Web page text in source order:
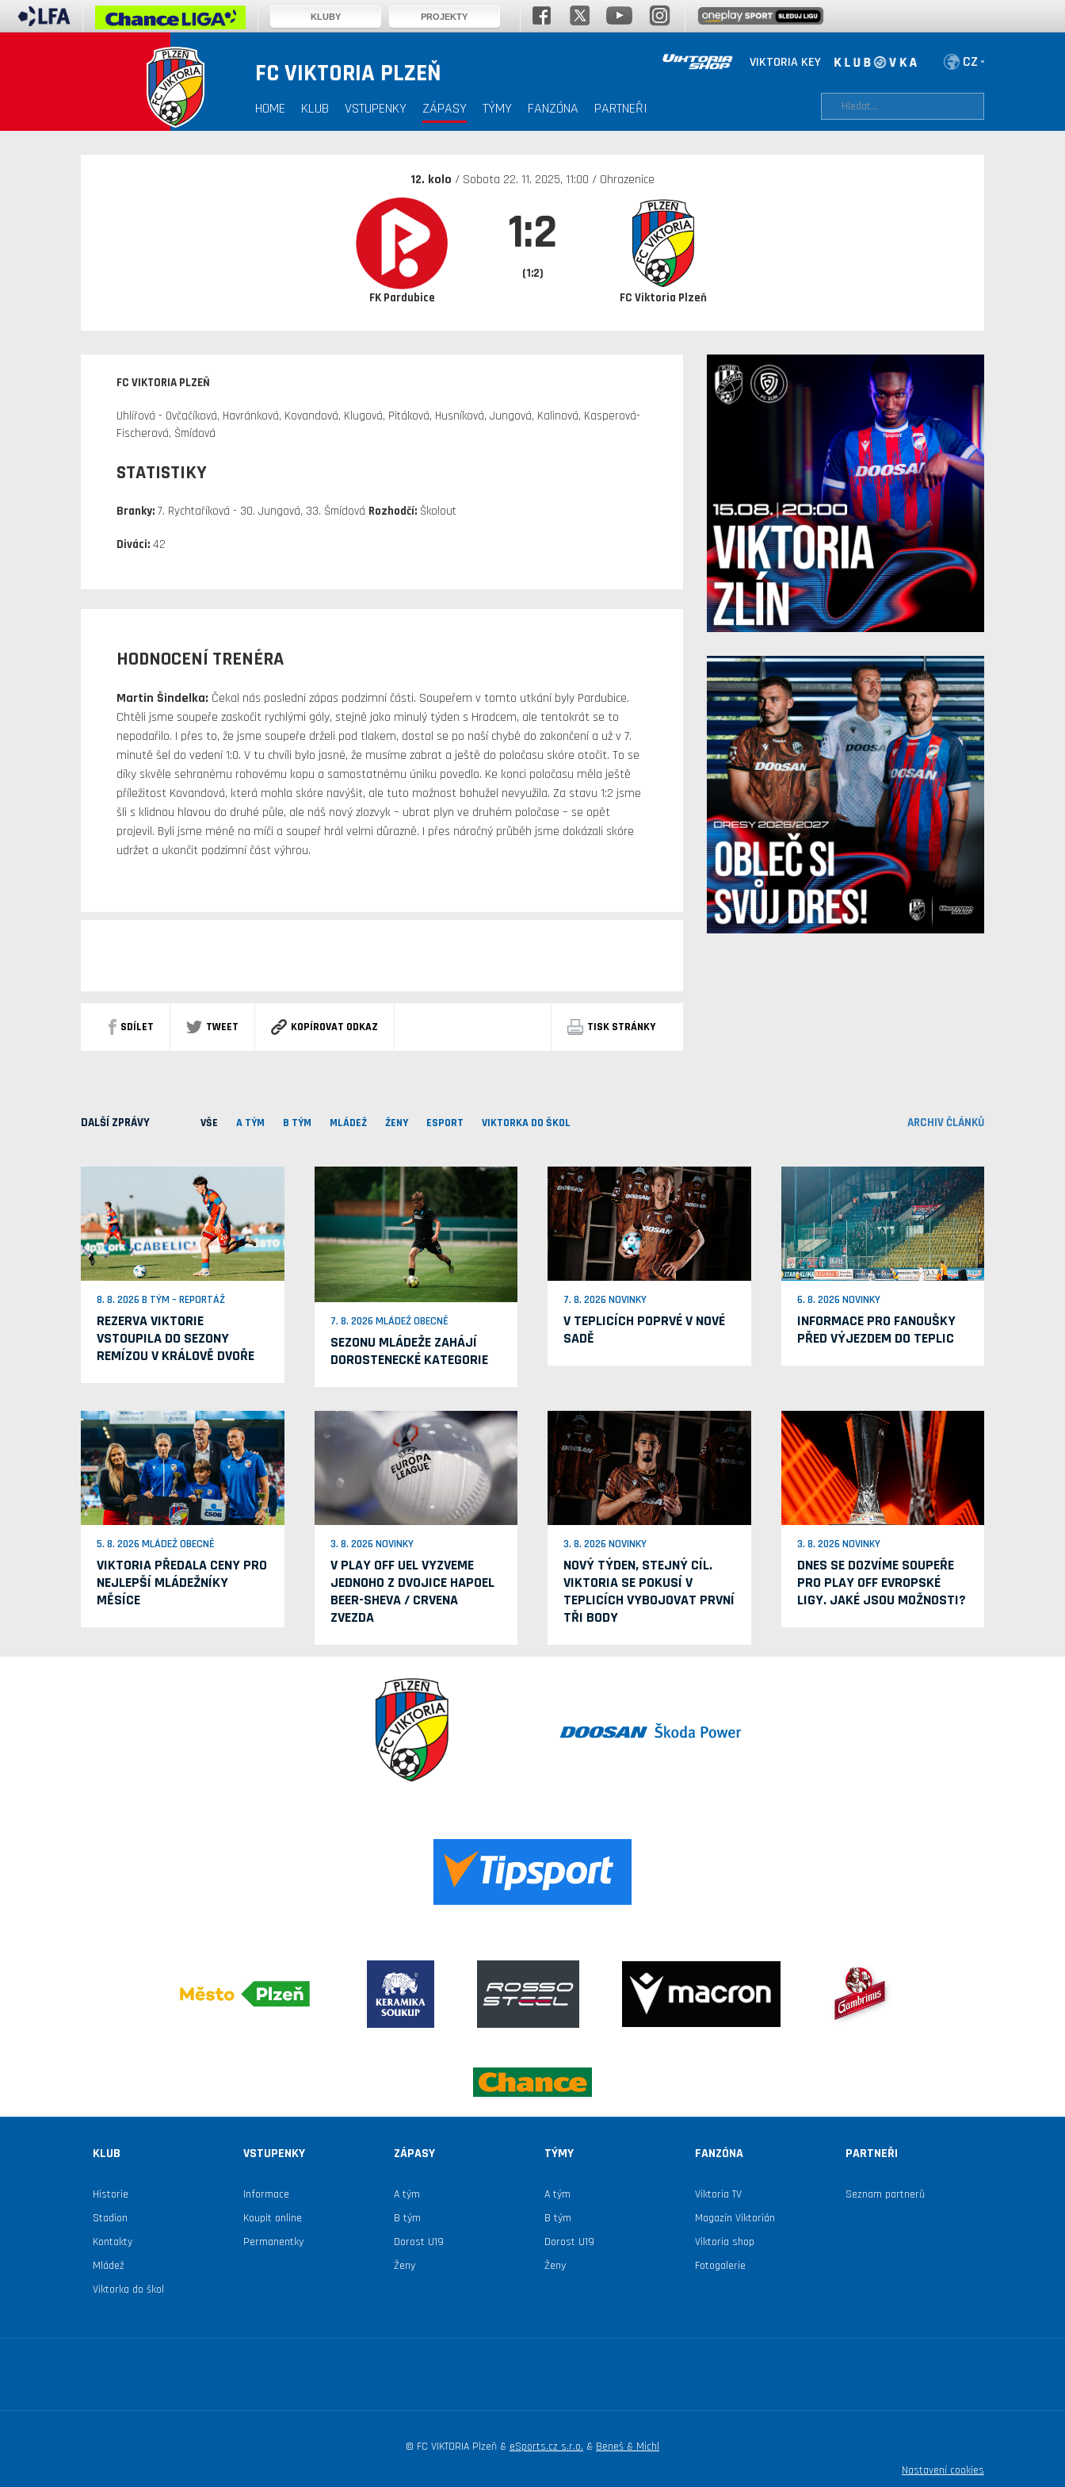
VIKTORIA KEY
FC VIKTORIA PLZEŇ
HOME KLUB VSTUPENKY ZÁPASY TÝMY FANZÓNA PARTNEŘI
30. 12. 1899
12. kolo / Sobota 22. 11. 2025, 11:00 / Ohrazenice
FK Pardubice
1:2
(1:2)
FC Viktoria Plzeň
FC VIKTORIA PLZEŇ
Uhlířová - Ovčačíková, Havránková, Kovandová, Klugová, Pitáková, Husníková, Jungová, Kalinová, Kasperová-
Fischerová, Šmídová
STATISTIKY
Branky: 7. Rychtaříková - 30. Jungová, 33. Šmídová Rozhodčí: Školout
Diváci: 42
HODNOCENÍ TRENÉRA
Martin Šindelka: Čekal nás poslední zápas podzimní části. Soupeřem v tomto utkání byly Pardubice.
Chtěli jsme soupeře zaskočit rychlými góly, stejně jako minulý týden s Hradcem, ale tentokrát se to
nepodařilo. I přes to, že jsme soupeře drželi pod tlakem, dostal se po naší chybě do zakončení a už v 7.
minutě šel do vedení 1:0. V tu chvíli bylo jasné, že musíme zabrat a ještě do poločasu skóre otočit. To se
díky skvěle sehranému rohovému kopu a samostatnému úniku povedlo. Ke konci poločasu měla ještě
příležitost Kovandová, která mohla skóre navýšit, ale tuto možnost bohužel nevyužila. Za stavu 1:2 jsme
šli s klidnou hlavou do druhé půle, ale náš nový zlozvyk – ubrat plyn ve druhém poločase – se opět
projevil. Byli jsme méně na míči a soupeř hrál velmi důrazně. I přes náročný průběh jsme dokázali skóre
udržet a ukončit podzimní část výhrou.
SDÍLET TWEET KOPÍROVAT ODKAZ TISK STRÁNKY
DALŠÍ ZPRÁVY VŠE A TÝM B TÝM MLÁDEŽ ŽENY ESPORT VIKTORKA DO ŠKOL ARCHIV ČLÁNKŮ
8. 8. 2026 B TÝM – REPORTÁŽ
REZERVA VIKTORIE
VSTOUPILA DO SEZONY
REMÍZOU V KRÁLOVĚ DVOŘE
7. 8. 2026 MLÁDEŽ OBECNĚ
SEZONU MLÁDEŽE ZAHÁJÍ
DOROSTENECKÉ KATEGORIE
7. 8. 2026 NOVINKY
V TEPLICÍCH POPRVÉ V NOVÉ
SADĚ
6. 8. 2026 NOVINKY
INFORMACE PRO FANOUŠKY
PŘED VÝJEZDEM DO TEPLIC
5. 8. 2026 MLÁDEŽ OBECNĚ
VIKTORIA PŘEDALA CENY PRO
NEJLEPŠÍ MLÁDEŽNÍKY
MĚSÍCE
3. 8. 2026 NOVINKY
V PLAY OFF UEL VYZVEME
JEDNOHO Z DVOJICE HAPOEL
BEER-SHEVA / CRVENA
ZVEZDA
3. 8. 2026 NOVINKY
NOVÝ TÝDEN, STEJNÝ CÍL.
VIKTORIA SE POKUSÍ V
TEPLICÍCH VYBOJOVAT PRVNÍ
TŘI BODY
3. 8. 2026 NOVINKY
DNES SE DOZVÍME SOUPEŘE
PRO PLAY OFF EVROPSKÉ
LIGY. JAKÉ JSOU MOŽNOSTI?
KLUB
Historie
Stadion
Kontakty
Mládež
Viktorka do škol
VSTUPENKY
Informace
Koupit online
Permanentky
ZÁPASY
A tým
B tým
Dorost U19
Ženy
TÝMY
A tým
B tým
Dorost U19
Ženy
FANZÓNA
Viktoria TV
Magazín Viktorián
Viktoria shop
Fotogalerie
PARTNEŘI
Seznam partnerů
© FC VIKTORIA Plzeň & eSports.cz s.r.o. & Beneš & Michl
Nastavení cookies
KLUBY PROJEKTY